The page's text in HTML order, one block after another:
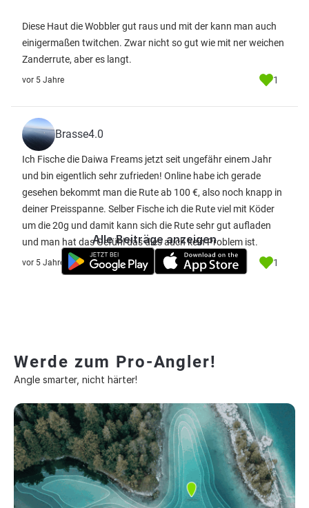
Diese Haut die Wobbler gut raus und mit der kann man auch
einigermaßen twitchen. Zwar nicht so gut wie mit ner weichen
Zanderrute, aber es langt.
vor 5 Jahre 1
Brasse4.0
Ich Fische die Daiwa Freams jetzt seit ungefähr einem Jahr
und bin eigentlich sehr zufrieden! Online habe ich gerade
gesehen bekommt man die Rute ab 100 €, also noch knapp in
deiner Preisspanne. Selber Fische ich die Rute viel mit Köder
um die 20g und damit kann sich die Rute sehr gut aufladen
und man hat das Gefühl das dies auch kein Problem ist.
vor 5 Jahre 1
Alle Beiträge anzeigen
Werde zum Pro-Angler!
Angle smarter, nicht härter!